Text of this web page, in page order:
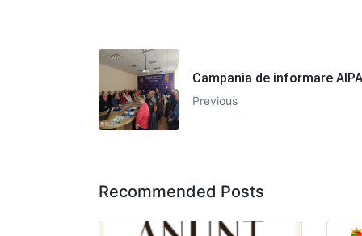
Campania de informare
Previous
Recommended Posts